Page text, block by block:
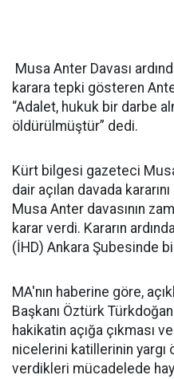
Musa Anter Davası
karara tepki gösteren
“Adalet, hukuk bir darbe
öldürülmüştür” dedi.
Kürt bilgesi gazeteci
dair açılan davada
Musa Anter davasının
karar verdi. Kararın
(İHD) Ankara Şubesinde
MA'nın haberine göre,
Başkanı Öztürk
hakikatin açığa çıkması
nicelerini katillerinin
verdikleri mücadelede hayal